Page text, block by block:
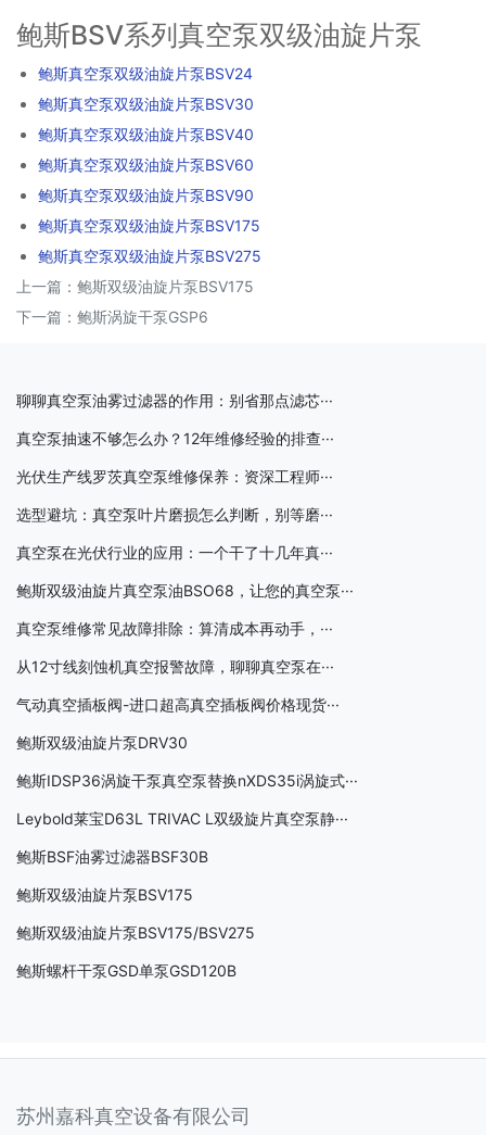
鲍斯BSV系列真空泵双级油旋片泵
鲍斯真空泵双级油旋片泵BSV24
鲍斯真空泵双级油旋片泵BSV30
鲍斯真空泵双级油旋片泵BSV40
鲍斯真空泵双级油旋片泵BSV60
鲍斯真空泵双级油旋片泵BSV90
鲍斯真空泵双级油旋片泵BSV175
鲍斯真空泵双级油旋片泵BSV275
上一篇： 鲍斯双级油旋片泵BSV175
下一篇： 鲍斯涡旋干泵GSP6
聊聊真空泵油雾过滤器的作用：别省那点滤芯···
真空泵抽速不够怎么办？12年维修经验的排查···
光伏生产线罗茨真空泵维修保养：资深工程师···
选型避坑：真空泵叶片磨损怎么判断，别等磨···
真空泵在光伏行业的应用：一个干了十几年真···
鲍斯双级油旋片真空泵油BSO68，让您的真空泵···
真空泵维修常见故障排除：算清成本再动手，···
从12寸线刻蚀机真空报警故障，聊聊真空泵在···
气动真空插板阀-进口超高真空插板阀价格现货···
鲍斯双级油旋片泵DRV30
鲍斯IDSP36涡旋干泵真空泵替换nXDS35i涡旋式···
Leybold莱宝D63L TRIVAC L双级旋片真空泵静···
鲍斯BSF油雾过滤器BSF30B
鲍斯双级油旋片泵BSV175
鲍斯双级油旋片泵BSV175/BSV275
鲍斯螺杆干泵GSD单泵GSD120B
苏州嘉科真空设备有限公司